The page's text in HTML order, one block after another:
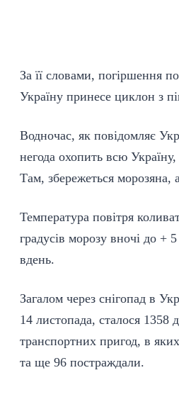
За її словами, погіршення
Україну принесе циклон з
Водночас, як повідомляє
негода охопить всю
Там, збережеться морозяна,
Температура повітря
градусів морозу вночі до +
вдень.
Загалом через снігопад в
14 листопада, сталося 1358
транспортних пригод, в
та ще 96 постраждали.